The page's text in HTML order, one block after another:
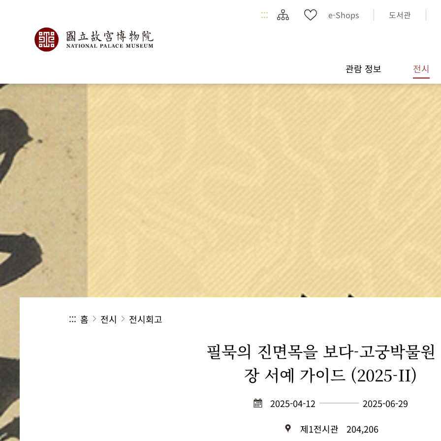
::: e-Shops 도서관
관람 정보 전시
::: 홈 전시 전시회고
필묵의 진면목을 보다-고궁박물원
장 서예 가이드 (2025-II)
2025-04-12
2025-06-29
제1전시관
204,206